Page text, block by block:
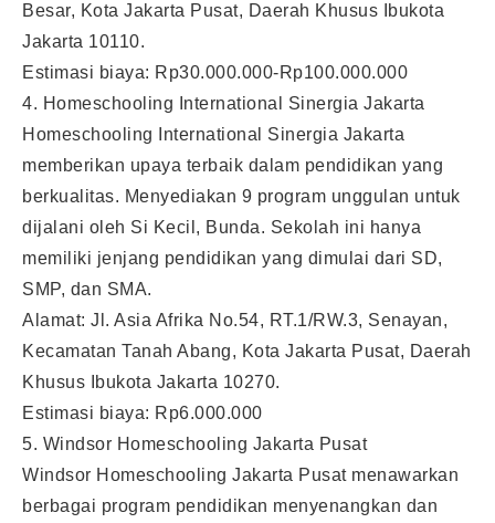
Besar, Kota Jakarta Pusat, Daerah Khusus Ibukota
Jakarta 10110.
Estimasi biaya: Rp30.000.000-Rp100.000.000
4. Homeschooling International Sinergia Jakarta
Homeschooling International Sinergia Jakarta
memberikan upaya terbaik dalam pendidikan yang
berkualitas. Menyediakan 9 program unggulan untuk
dijalani oleh Si Kecil, Bunda. Sekolah ini hanya
memiliki jenjang pendidikan yang dimulai dari SD,
SMP, dan SMA.
Alamat: Jl. Asia Afrika No.54, RT.1/RW.3, Senayan,
Kecamatan Tanah Abang, Kota Jakarta Pusat, Daerah
Khusus Ibukota Jakarta 10270.
Estimasi biaya: Rp6.000.000
5. Windsor Homeschooling Jakarta Pusat
Windsor Homeschooling Jakarta Pusat menawarkan
berbagai program pendidikan menyenangkan dan